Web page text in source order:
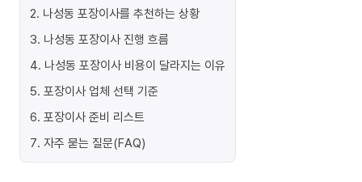
2. 나성동 포장이사를 추천하는 상황
3. 나성동 포장이사 진행 흐름
4. 나성동 포장이사 비용이 달라지는 이유
5. 포장이사 업체 선택 기준
6. 포장이사 준비 리스트
7. 자주 묻는 질문(FAQ)